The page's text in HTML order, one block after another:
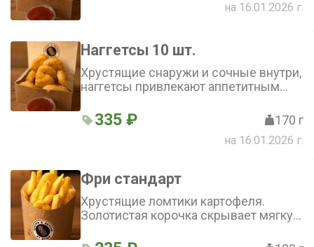
на 16.01.2026 г.
Наггетсы 10 шт.
Хрустящие снаружи и сочные внутри,
наггетсы привлекают аппетитным
создают приятную текстуру, а
куриное мясо — нежный вкус.
Идеальная закуска для лёгкого
335 ₽ 170 г
на 16.01.2026 г.
Фри стандарт
Хрустящие ломтики картофеля.
Золотистая корочка скрывает мягкую